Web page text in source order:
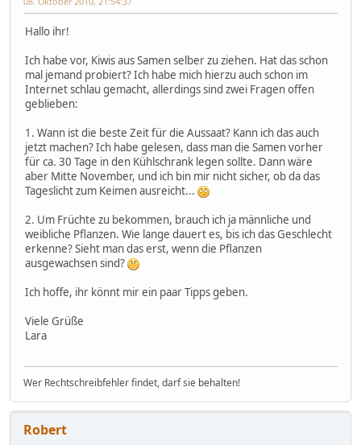
Hallo ihr!
Ich habe vor, Kiwis aus Samen selber zu ziehen. Hat das schon
mal jemand probiert? Ich habe mich hierzu auch schon im
Internet schlau gemacht, allerdings sind zwei Fragen offen
geblieben:
1. Wann ist die beste Zeit für die Aussaat? Kann ich das auch
jetzt machen? Ich habe gelesen, dass man die Samen vorher
für ca. 30 Tage in den Kühlschrank legen sollte. Dann wäre
aber Mitte November, und ich bin mir nicht sicher, ob da das
Tageslicht zum Keimen ausreicht...
2. Um Früchte zu bekommen, brauch ich ja männliche und
weibliche Pflanzen. Wie lange dauert es, bis ich das Geschlecht
erkenne? Sieht man das erst, wenn die Pflanzen
ausgewachsen sind?
Ich hoffe, ihr könnt mir ein paar Tipps geben.
Viele Grüße
Lara
Wer Rechtschreibfehler findet, darf sie behalten!
Robert